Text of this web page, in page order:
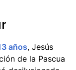
años, Jesús
de la Pascua